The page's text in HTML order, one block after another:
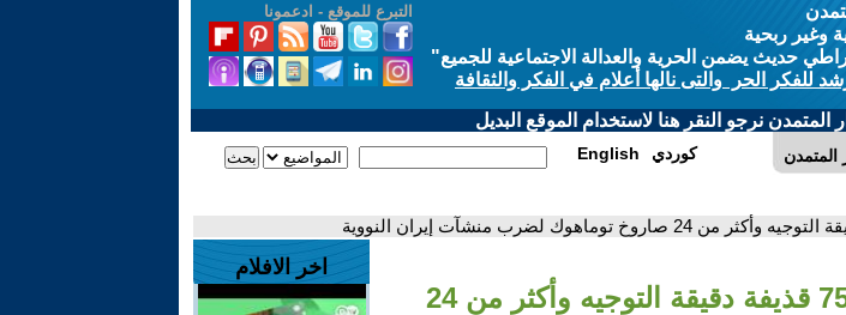
التبرع للموقع - ادعمونا
وغير ربحية
حديث يضمن الحرية والعدالة الاجتماعية للجميع"
للفكر الحر والتى نالها أعلام في الفكر والثقافة
نرجو النقر هنا لاستخدام الموقع البديل
المتمدن English كوردي
- واشنطن أطلقت 75 قذيفة دقيقة التوجيه وأكثر من 24
اخر الافلام